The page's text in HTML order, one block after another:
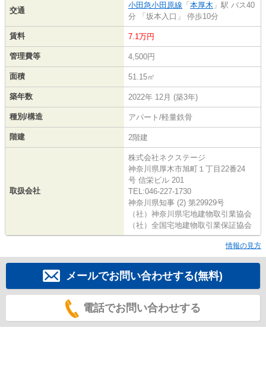
交通
小田急小田原線 「 本厚木 」駅 バス40
分 「坂本入口」 停歩10分
賃料 7.1万円
管理費等 4,500円
面積 51.15㎡
築年数 2022年 12月 (築3年)
種別/構造 アパート/軽量鉄骨
階建 2階建
取扱会社
株式会社ネクステージ
神奈川県厚木市旭町１丁目22番24
号 信栄ビル 201
TEL:046-227-1730
神奈川県知事 (2) 第29929号
（社）神奈川県宅地建物取引業協会
（社）全国宅地建物取引業保証協会
情報の見方
メールでお問い合わせする(無料)
電話でお問い合わせする